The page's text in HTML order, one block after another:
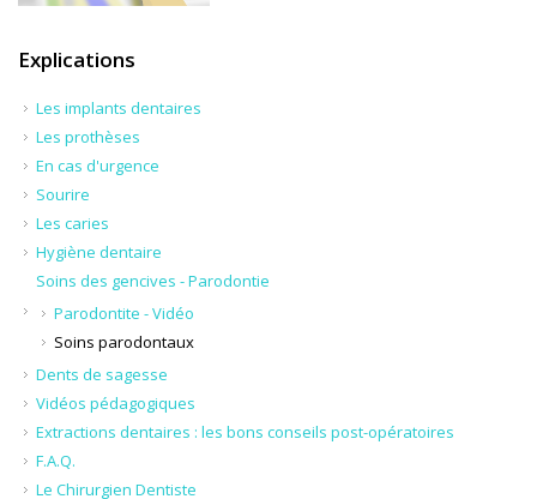
Explications
Les implants dentaires
Les prothèses
En cas d'urgence
Sourire
Les caries
Hygiène dentaire
Soins des gencives - Parodontie
Parodontite - Vidéo
Soins parodontaux
Dents de sagesse
Vidéos pédagogiques
Extractions dentaires : les bons conseils post-opératoires
F.A.Q.
Le Chirurgien Dentiste